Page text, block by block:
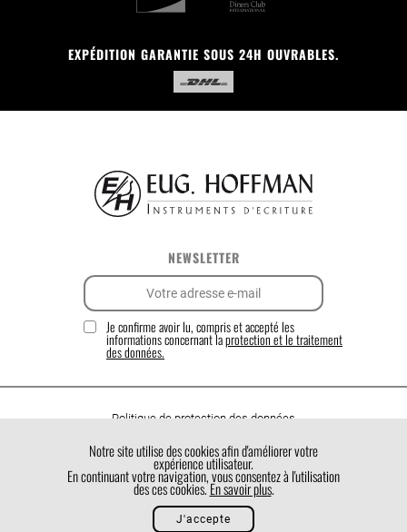
EXPÉDITION GARANTIE SOUS 24H OUVRABLES.
NEWSLETTER
Je confirme avoir lu, compris et accepté les
informations concernant laprotection et le traitement
des données.
Politique de protection des données
Politique de cookies
Conditions générales de vente
Made by
Notre site utilise des cookies afin d'améliorer votre
expérience utilisateur.
En continuant votre navigation, vous consentez à l'utilisation
des ces cookies.En savoir plus.
J'accepte